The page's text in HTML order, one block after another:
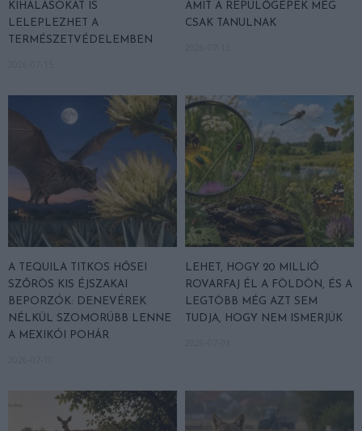
KIHALÁSOKAT IS
LELEPLEZHET A
TERMÉSZETVÉDELEMBEN
AMIT A REPÜLŐGÉPEK MÉG
CSAK TANULNAK
A TEQUILA TITKOS HŐSEI
SZŐRÖS KIS ÉJSZAKAI
BEPORZÓK: DENEVÉREK
NÉLKÜL SZOMORÚBB LENNE
A MEXIKÓI POHÁR
LEHET, HOGY 20 MILLIÓ
ROVARFAJ ÉL A FÖLDÖN, ÉS A
LEGTÖBB MÉG AZT SEM
TUDJA, HOGY NEM ISMERJÜK